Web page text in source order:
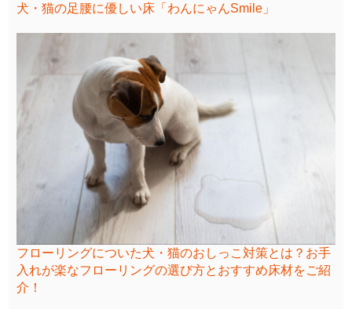
犬・猫の足腰に優しい床「わんにゃんSmile」
フローリングについた犬・猫のおしっこ対策とは？お手
入れが楽なフローリングの選び方とおすすめ床材をご紹
介！